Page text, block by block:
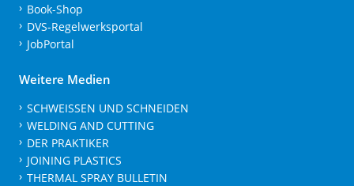
Book-Shop
DVS-Regelwerksportal
JobPortal
Weitere Medien
SCHWEISSEN UND SCHNEIDEN
WELDING AND CUTTING
DER PRAKTIKER
JOINING PLASTICS
THERMAL SPRAY BULLETIN